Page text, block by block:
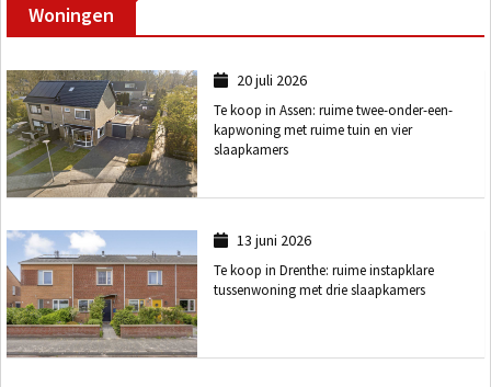
Woningen
20 juli 2026
Te koop in Assen: ruime twee-onder-een-
kapwoning met ruime tuin en vier
slaapkamers
13 juni 2026
Te koop in Drenthe: ruime instapklare
tussenwoning met drie slaapkamers